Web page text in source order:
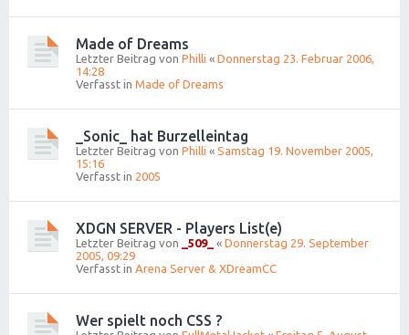
Made of Dreams
Letzter Beitrag von Philli « Donnerstag 23. Februar 2006,
14:28
Verfasst in Made of Dreams
_Sonic_ hat Burzelleintag
Letzter Beitrag von Philli « Samstag 19. November 2005,
15:16
Verfasst in 2005
XDGN SERVER - Players List(e)
Letzter Beitrag von _509_ « Donnerstag 29. September
2005, 09:29
Verfasst in Arena Server & XDreamCC
Wer spielt noch CSS ?